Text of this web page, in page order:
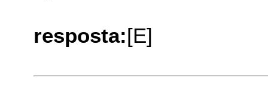
resposta:[E]